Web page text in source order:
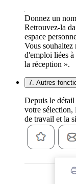
Donnez un
Retrouvez-la
espace
Vous
d'emploi liées
la réception ».
7. Autres
Depuis le
votre sélection,
de travail et la